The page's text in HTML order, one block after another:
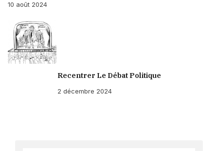
10 août 2024
Recentrer Le Débat Politique
2 décembre 2024